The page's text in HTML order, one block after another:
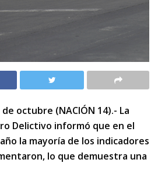
octubre (NACIÓN 14).- La
Delictivo informó que en el
la mayoría de los indicadores
lo que demuestra una